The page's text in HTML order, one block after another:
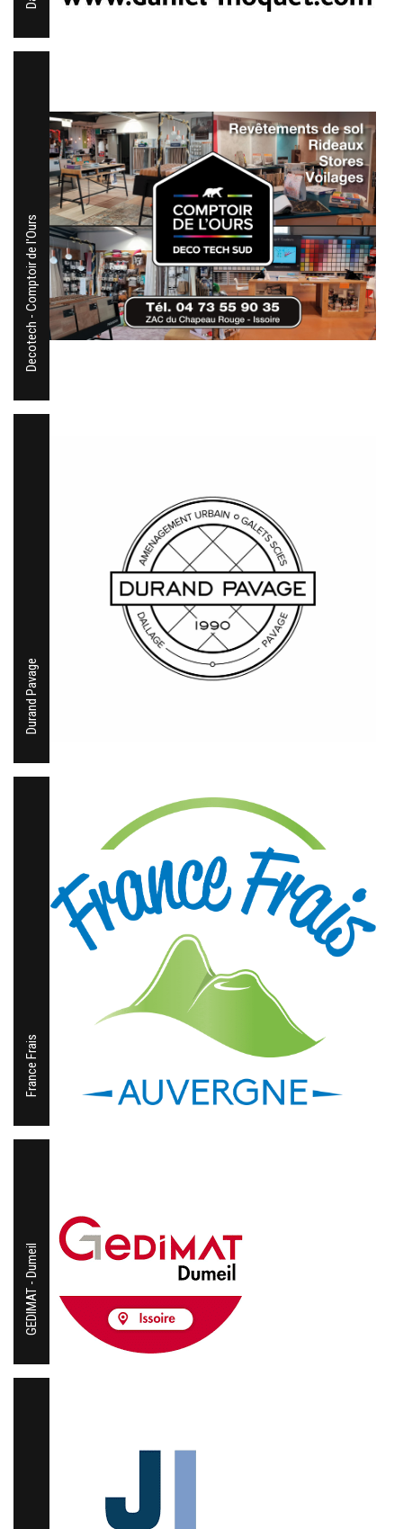
Decotech - Comptoir de l'Ours
Durand Pavage
France Frais
GEDIMAT - Dumeil